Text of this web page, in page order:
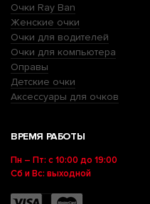
Очки Ray Ban
Женские очки
Очки для водителей
Очки для компьютера
Оправы
Детские очки
Аксессуары для очков
ВРЕМЯ РАБОТЫ
Пн – Пт: с 10:00 до 19:00
Сб и Вс: выходной